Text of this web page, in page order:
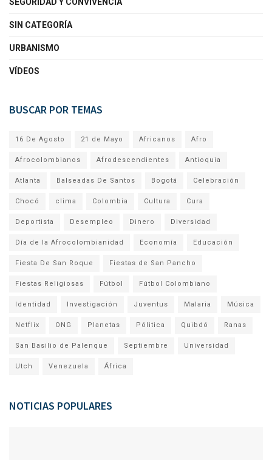
SIN CATEGORÍA
URBANISMO
VÍDEOS
BUSCAR POR TEMAS
16 De Agosto 21 de Mayo Africanos Afro
Afrocolombianos Afrodescendientes Antioquia
Atlanta Balseadas De Santos Bogotá Celebración
Chocó clima Colombia Cultura Cura
Deportista Desempleo Dinero Diversidad
Día de la Afrocolombianidad Economía Educación
Fiesta De San Roque Fiestas de San Pancho
Fiestas Religiosas Fútbol Fútbol Colombiano
Identidad Investigación Juventus Malaria Música
Netflix ONG Planetas Pólitica Quibdó Ranas
San Basilio de Palenque Septiembre Universidad
Utch Venezuela África
NOTICIAS POPULARES